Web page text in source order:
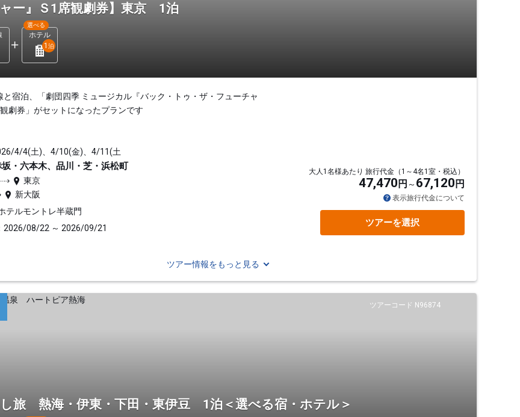
ー』Ｓ1席観劇券】東京 1泊
ホテル
選べる
1 泊
と宿泊、「劇団四季 ミュージカル『バック・トゥ・ザ・フューチャ
劇券」がセットになったプランです
4/4(土)、4/10(金)、4/11(土
坂・六本木、品川・芝・浜松町
東京
新大阪
テルモントレ半蔵門
2026/08/22 ～ 2026/09/21
大人1名様あたり 旅行代金（1～4名1室・税込）
47,470 円 67,120 円
表示旅行代金について
ツアーを選択
ツアー情報をもっと見る
ツアーコード N96874
旅 熱海・伊東・下田・東伊豆 1泊＜選べる宿・ホテル＞